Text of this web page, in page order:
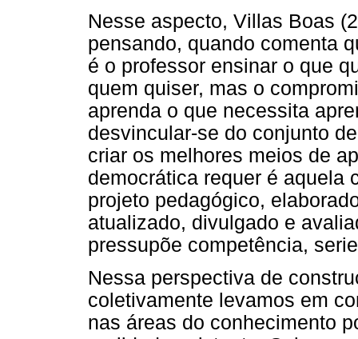
Nesse aspecto, Villas Boas
pensando, quando comenta
é o professor ensinar o que
quem quiser, mas o
aprenda o que necessita
desvincular-se do conjunto
criar os melhores meios de
democrática requer é aquela
projeto pedagógico,
atualizado, divulgado e
pressupõe competência,
Nessa perspectiva de
coletivamente levamos em
nas áreas do conhecimento